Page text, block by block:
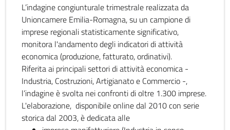
L’indagine congiunturale trimestrale realizzata da
Unioncamere Emilia-Romagna, su un campione di
imprese regionali statisticamente significativo,
monitora l'andamento degli indicatori di attività
economica (produzione, fatturato, ordinativi).
Riferita ai principali settori di attività economica -
Industria, Costruzioni, Artigianato e Commercio -,
l’indagine è svolta nei confronti di oltre 1.300 imprese.
L'elaborazione, disponibile online dal 2010 con serie
storica dal 2003, è dedicata alle